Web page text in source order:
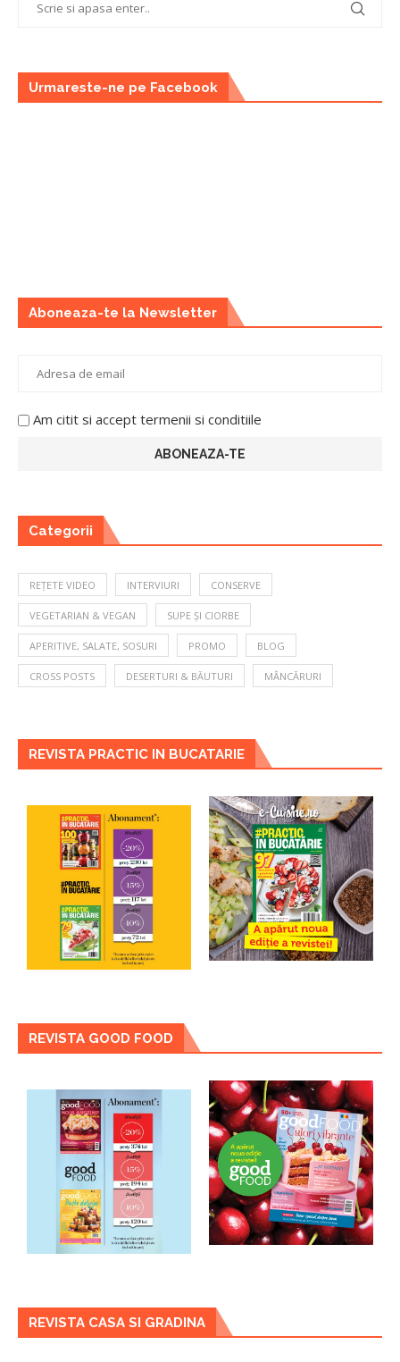
Urmareste-ne pe Facebook
Aboneaza-te la Newsletter
Am citit si accept termenii si conditiile
Categorii
REȚETE VIDEO INTERVIURI CONSERVE
VEGETARIAN & VEGAN SUPE ȘI CIORBE
APERITIVE, SALATE, SOSURI PROMO BLOG
CROSS POSTS DESERTURI & BĂUTURI MÂNCĂRURI
REVISTA PRACTIC IN BUCATARIE
REVISTA GOOD FOOD
REVISTA CASA SI GRADINA